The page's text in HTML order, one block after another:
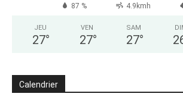
87 % 4.9kmh
JEU
27°
VEN
27°
SAM
27°
Calendrier